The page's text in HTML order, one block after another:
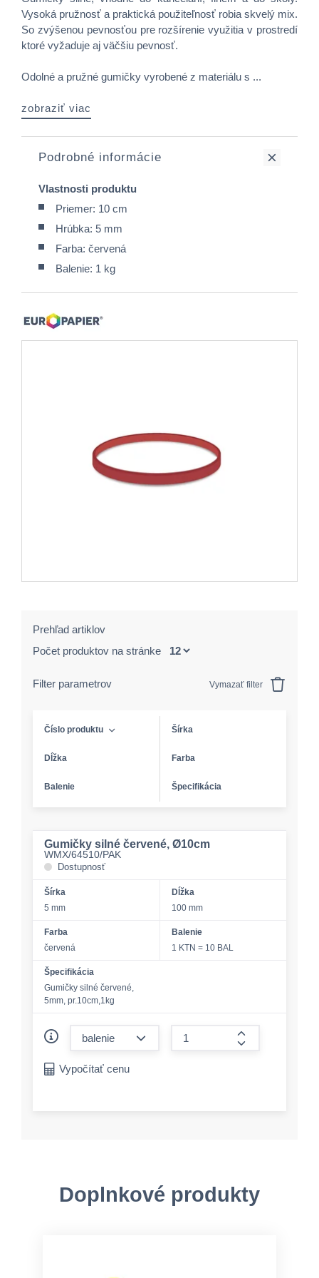
Vysoká pružnosť a praktická použiteľnosť robia skvelý mix.
So zvýšenou pevnosťou pre rozšírenie využitia v prostredí
ktoré vyžaduje aj väčšiu pevnosť.
Odolné a pružné gumičky vyrobené z materiálu s ...
zobraziť viac
Podrobné informácie
Vlastnosti produktu
Priemer: 10 cm
Hrúbka: 5 mm
Farba: červená
Balenie: 1 kg
Prehľad artiklov
Počet produktov na stránke
Filter parametrov Vymazať filter
Číslo produktu Šírka
Dĺžka Farba
Balenie Špecifikácia
Gumičky silné červené, Ø10cm
WMX/64510/PAK
Dostupnosť
Šírka
5 mm
Dĺžka
100 mm
Farba
červená
Balenie
1 KTN = 10 BAL
Špecifikácia
Gumičky silné červené,
5mm, pr.10cm,1kg
form.increase-
Vypočítať cenu
Doplnkové produkty